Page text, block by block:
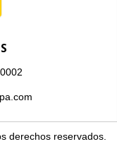
derechos reservados.